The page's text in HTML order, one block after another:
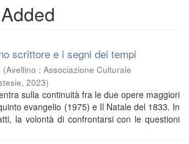
scrittore e i segni dei tempi
(Avellino : Associazione Culturale
, 2023)
sulla continuità fra le due opere maggiori
evangelio (1975) e Il Natale del 1833. In
la volontà di confrontarsi con le questioni